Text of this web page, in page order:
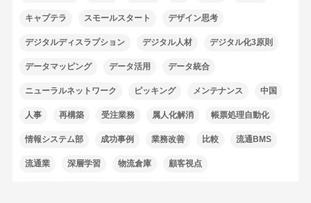
キャプテラ スモールスタート デザイン思考
デジタルディスラプション デジタル人材 デジタル化3原則
データマッピング データ活用 データ統合
ニューラルネットワーク ピッキング メンテナンス 中国
人事 再構築 受注業務 属人化解消 帳票処理自動化
情報システム部 成功事例 業務改善 比較 流通BMS
流通業 深層学習 物流倉庫 顧客視点